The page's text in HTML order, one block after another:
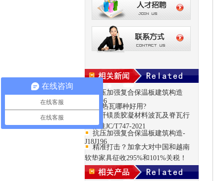
抗压加强复合保温板建筑构造
J24J196
隔热瓦哪种好用?
玻纤镁质胶凝材料波瓦及脊瓦行
业标准JC/T747-2021
抗压加强复合保温板建筑构造-
J18J196
精准打击？加拿大对中国和越南
软垫家具征收295%和101%关税！
在线咨询
在线客服
在线客服